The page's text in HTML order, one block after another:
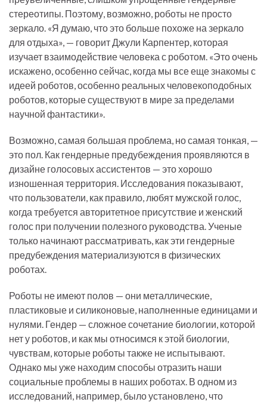
стереотипы. Поэтому, возможно, роботы не просто
зеркало. «Я думаю, что это больше похоже на зеркало
для отдыха», — говорит Джули Карпентер, которая
изучает взаимодействие человека с роботом. «Это очень
искажено, особенно сейчас, когда мы все еще знакомы с
идеей роботов, особенно реальных человекоподобных
роботов, которые существуют в мире за пределами
научной фантастики».
Возможно, самая большая проблема, но самая тонкая, —
это пол. Как гендерные предубеждения проявляются в
дизайне голосовых ассистентов — это хорошо
изношенная территория. Исследования показывают,
что пользователи, как правило, любят мужской голос,
когда требуется авторитетное присутствие и женский
голос при получении полезного руководства. Ученые
только начинают рассматривать, как эти гендерные
предубеждения материализуются в физических
роботах.
Роботы не имеют полов — они металлические,
пластиковые и силиконовые, наполненные единицами и
нулями. Гендер — сложное сочетание биологии, которой
нет у роботов, и как мы относимся к этой биологии,
чувствам, которые роботы также не испытывают.
Однако мы уже находим способы отразить наши
социальные проблемы в наших роботах. В одном из
исследований, например, было установлено, что